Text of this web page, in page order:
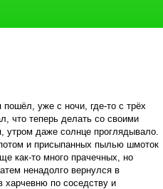
уже с ночи, где-то с трёх
что теперь делать со своими
утром даже солнце проглядывало.
и присыпанных пылью шмоток
как-то много прачечных, но
ненадолго вернулся в
харчевню по соседству и